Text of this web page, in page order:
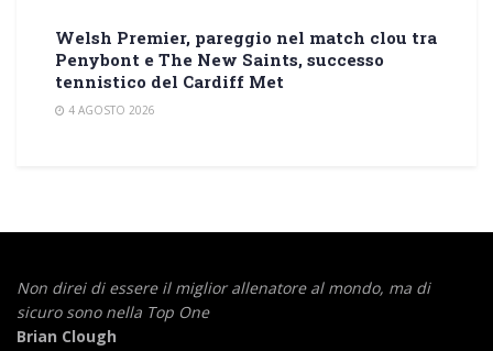
Welsh Premier, pareggio nel match clou tra
Penybont e The New Saints, successo
tennistico del Cardiff Met
4 AGOSTO 2026
Non direi di essere il miglior allenatore al mondo, ma di
sicuro sono nella Top One
Brian Clough